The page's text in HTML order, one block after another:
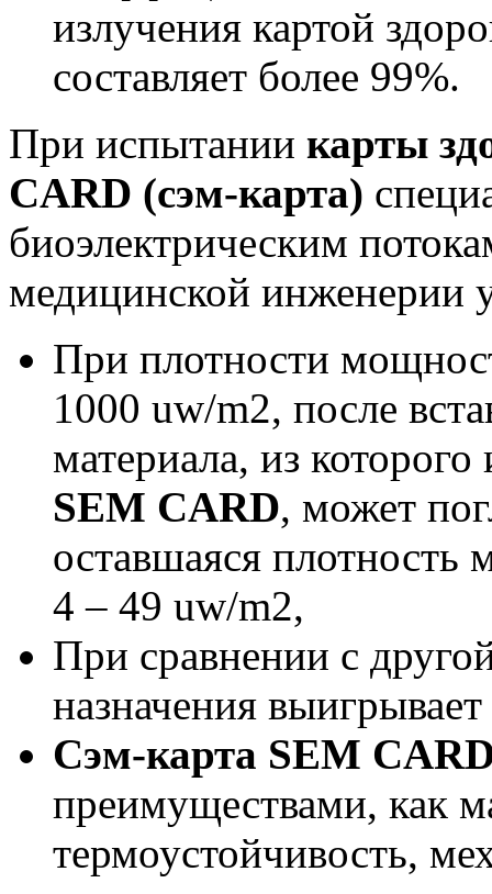
излучения картой
составляет более 99%.
При испытании карты
CARD (сэм-карта)
биоэлектрическим
медицинской инженерии
При плотности
1000 uw/m2, после
материала, из которого
SEM CARD, может
оставшаяся плотность
4 – 49 uw/m2,
При сравнении с
назначения выигрывает
Сэм-карта SEM
преимуществами, как
термоустойчивость,